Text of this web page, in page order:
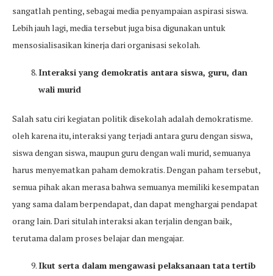
sangatlah penting, sebagai media penyampaian aspirasi siswa.
Lebih jauh lagi, media tersebut juga bisa digunakan untuk
mensosialisasikan kinerja dari organisasi sekolah.
Interaksi yang demokratis antara siswa, guru, dan
wali murid
Salah satu ciri kegiatan politik disekolah adalah demokratisme.
oleh karena itu, interaksi yang terjadi antara guru dengan siswa,
siswa dengan siswa, maupun guru dengan wali murid, semuanya
harus menyematkan paham demokratis. Dengan paham tersebut,
semua pihak akan merasa bahwa semuanya memiliki kesempatan
yang sama dalam berpendapat, dan dapat menghargai pendapat
orang lain. Dari situlah interaksi akan terjalin dengan baik,
terutama dalam proses belajar dan mengajar.
Ikut serta dalam mengawasi pelaksanaan tata tertib